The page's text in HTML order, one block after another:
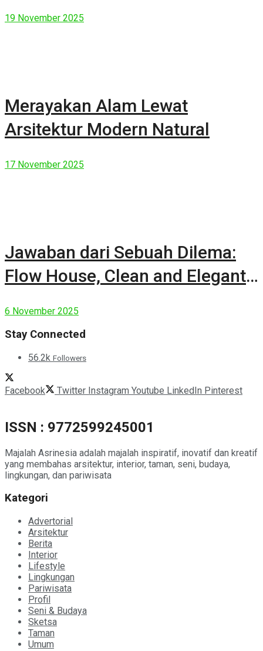
19 November 2025
Merayakan Alam Lewat
Arsitektur Modern Natural
17 November 2025
Jawaban dari Sebuah Dilema:
Flow House, Clean and Elegant
6 November 2025
Stay Connected
56.2k Followers
Facebook Twitter Instagram Youtube LinkedIn Pinterest
ISSN : 9772599245001
Majalah Asrinesia adalah majalah inspiratif, inovatif dan kreatif
yang membahas arsitektur, interior, taman, seni, budaya,
lingkungan, dan pariwisata
Kategori
Advertorial
Arsitektur
Berita
Interior
Lifestyle
Lingkungan
Pariwisata
Profil
Seni & Budaya
Sketsa
Taman
Umum